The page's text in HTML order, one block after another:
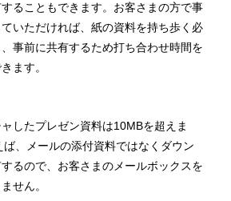
ることもできます。お客さまの方で事
いただければ、紙の資料を持ち歩く必
事前に共有するため打ち合わせ時間を
ます。
したプレゼン資料は10MBを超えま
ば、メールの添付資料ではなくダウン
るので、お客さまのメールボックスを
せん。